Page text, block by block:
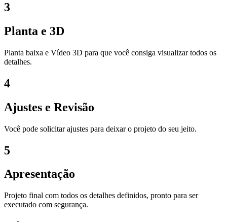
3
Planta e 3D
Planta baixa e Vídeo 3D para que você consiga visualizar todos os
detalhes.
4
Ajustes e Revisão
Você pode solicitar ajustes para deixar o projeto do seu jeito.
5
Apresentação
Projeto final com todos os detalhes definidos, pronto para ser
executado com segurança.